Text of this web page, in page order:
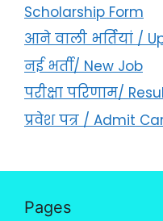
Scholarship Form
आने वाली भर्तियां /
नई भर्ती/ New Job
परीक्षा परिणाम/
प्रवेश पत्र / Admit
Pages